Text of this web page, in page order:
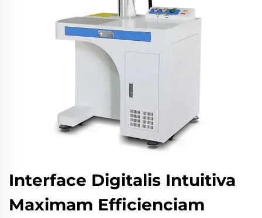
Interface Digitalis Intuitiva
Maximam Efficienciam